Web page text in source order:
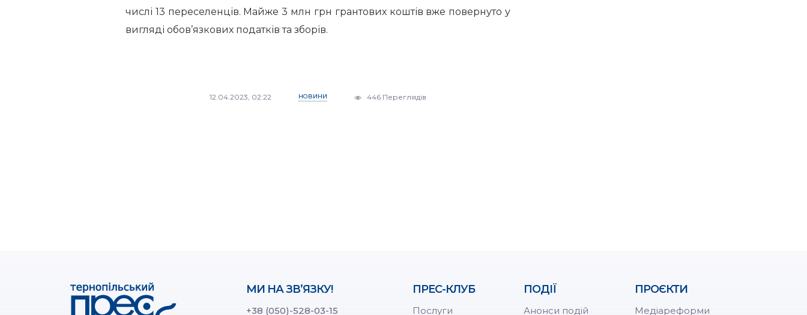
числі 13 переселенців. Майже 3 млн грн грантових коштів вже повернуто у
вигляді обов’язкових податків та зборів.
12.04.2023, 02:22 НОВИНИ 446 Переглядів
МИ НА ЗВ’ЯЗКУ!
+38 (050)-528-03-15
ПРЕС-КЛУБ
Послуги
ПОДІЇ
Анонси подій
ПРОЄКТИ
Медіареформи